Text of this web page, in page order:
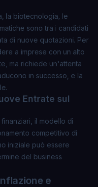
la biotecnologia, le
sono tra i candidati
di nuove quotazioni. Per
a imprese con un alto
ma richiede un'attenta
in successo, e la
Entrate sul
il modello di
competitivo di
iniziale può essere
del business
e